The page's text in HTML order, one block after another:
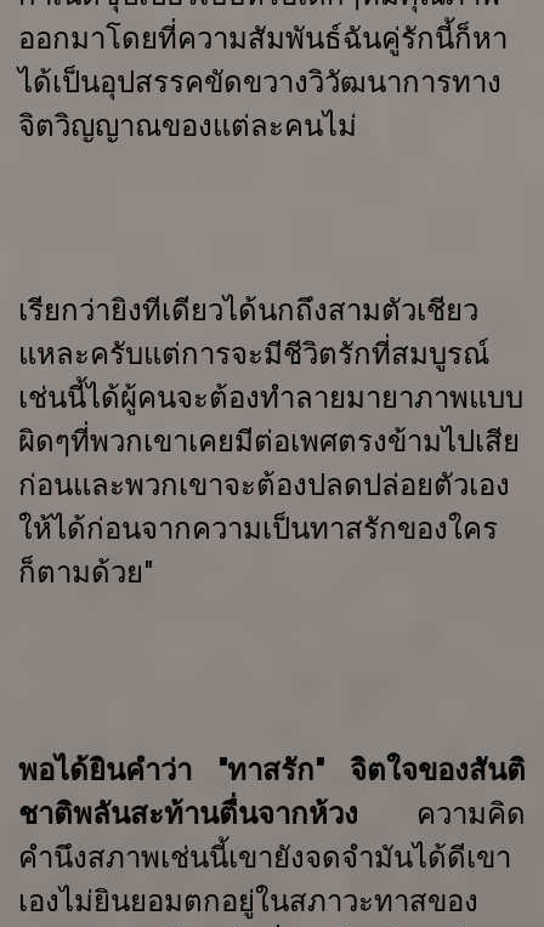
ออกมาโดยที่ความสัมพันธ์ฉันคู่รักนี้ก็หา
ได้เป็นอุปสรรคขัดขวางวิวัฒนาการทาง
จิตวิญญาณของแต่ละคนไม่
เรียกว่ายิงทีเดียวได้นกถึงสามตัวเชียว
แหละครับแต่การจะมีชีวิตรักที่สมบูรณ์
เช่นนี้ได้ผู้คนจะต้องทำลายมายาภาพแบบ
ผิดๆที่พวกเขาเคยมีต่อเพศตรงข้ามไปเสีย
ก่อนและพวกเขาจะต้องปลดปล่อยตัวเอง
ให้ได้ก่อนจากความเป็นทาสรักของใคร
ก็ตามด้วย"
พอได้ยินคำว่า "ทาสรัก"
จิตใจของสันติ
ชาติพลันสะท้านตื่นจากห้วง ความคิด
คำนึงสภาพเช่นนี้เขายังจดจำมันได้ดีเขา
เองไม่ยินยอมตกอยู่ในสภาวะทาสของ